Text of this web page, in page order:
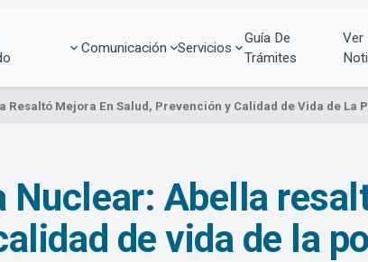
Comunicación Servicios
Guía De
Trámites
Ver
Mejora En Salud, Prevención y Calidad de Vida de La
Abella
de vida de la